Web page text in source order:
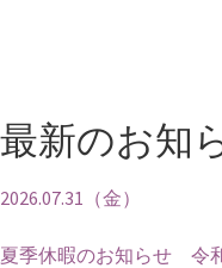
最新のお知
2026.07.31（金）
夏季休暇のお知らせ 令